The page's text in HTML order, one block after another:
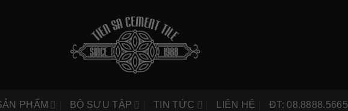
PHẨM BỘ SƯU TẬP TIN TỨC LIÊN HỆ ĐT: 08.8888.5665